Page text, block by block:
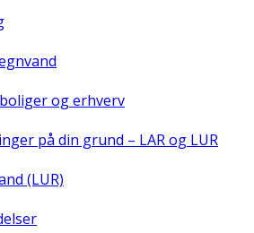
og erhverv
på din grund – LAR og LUR
(LUR)